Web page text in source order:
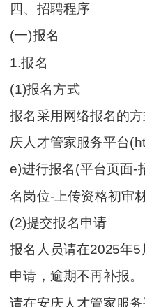
四、招聘程序
(一)报名
1.报名
(1)报名方式
报名采用网络报名的
庆人才管家服务平台
e)进行报名(平台页面-
名岗位-上传资格初审材
(2)提交报名申请
报名人员请在2025年
申请，逾期不再补报。
请在安庆人才管家服